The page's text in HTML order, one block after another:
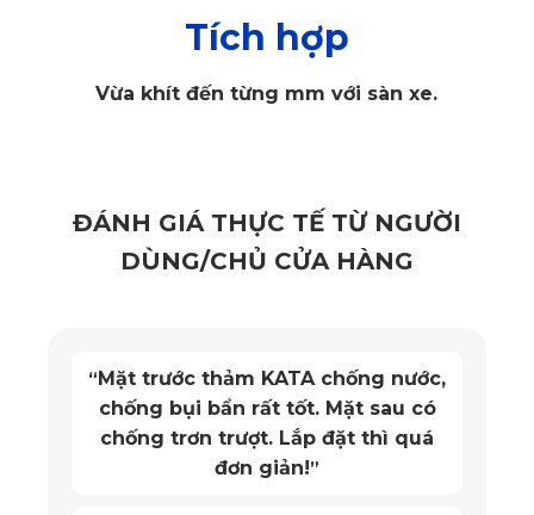
hãng đều sẽ có cách sử dụng và lắp đặt riêng. Một số vị trí
phổ biến để lắp camera hành trình như:
- Kính sau của xe
Tích hợp
Vừa khít đến từng mm với sàn xe.
ĐÁNH GIÁ THỰC TẾ TỪ NGƯỜI
DÙNG/CHỦ CỬA HÀNG
“ Mặt trước thảm KATA chống nước,
chống bụi bẩn rất tốt. Mặt sau có
chống trơn trượt. Lắp đặt thì quá
đơn giản!”